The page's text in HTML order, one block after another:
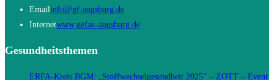
Emailinfo@gf-augsburg.deOpens
in
Internetwww.gefas–augsburg.deOpens
Gesundheitsthemen
ERFA-Kreis BGM: „Stoffwechselgesundheit 2025“ – ZOTT – Event